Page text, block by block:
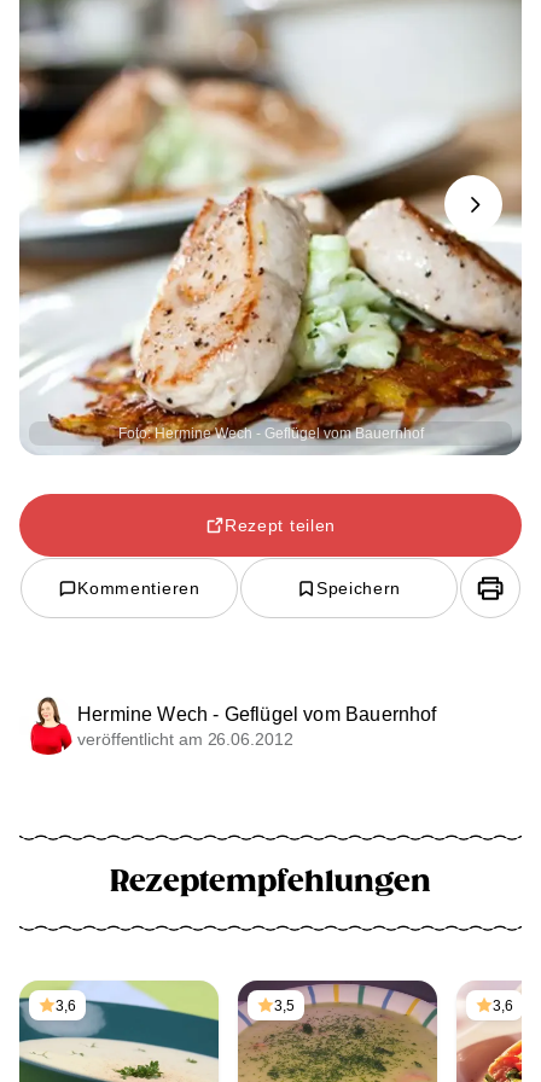
Foto: Hermine Wech - Geflügel vom Bauernhof
Next
Rezept teilen
Kommentieren Speichern
Hermine Wech - Geflügel vom Bauernhof
veröffentlicht am 26.06.2012
Rezeptempfehlungen
3,6 3,5 3,6